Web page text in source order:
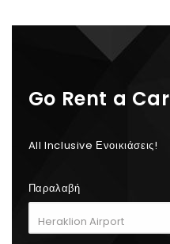
Go Rent a Car
All Inclusive Ενοικιάσεις!
Παραλαβή